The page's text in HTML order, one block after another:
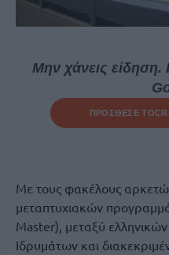
Μην χάνεις είδηση.
ΠΡΟΣΘΕΣΕ ΤΟ
Με τους φακέλους
μεταπτυχιακών
Master), μεταξύ
Ιδρυμάτων και